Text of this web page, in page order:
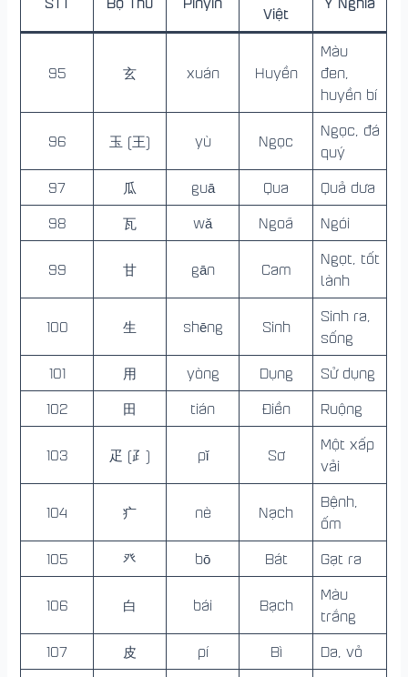
Việt
95 玄 xuán Huyền
Màu
đen,
huyền bí
96 玉 (王) yù Ngọc
Ngọc, đá
quý
97
瓜 guā Qua
Quả dưa
98
瓦 wǎ Ngoã Ngói
99 甘 gān Cam
Ngọt, tốt
lành
100 生 shēng Sinh
Sinh ra,
sống
101
用 yòng Dụng
Sử dụng
102
田 tián Điền Ruộng
103 疋 (⺪) pǐ Sơ
Một xấp
vải
104 疒 nè Nạch
Bệnh,
ốm
105
癶 bō Bát Gạt ra
106 白 bái Bạch
Màu
trắng
107
皮 pí Bì
Da, vỏ